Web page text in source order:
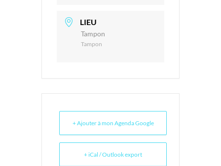
LIEU
Tampon
Tampon
+ Ajouter à mon Agenda Google
+ iCal / Outlook export